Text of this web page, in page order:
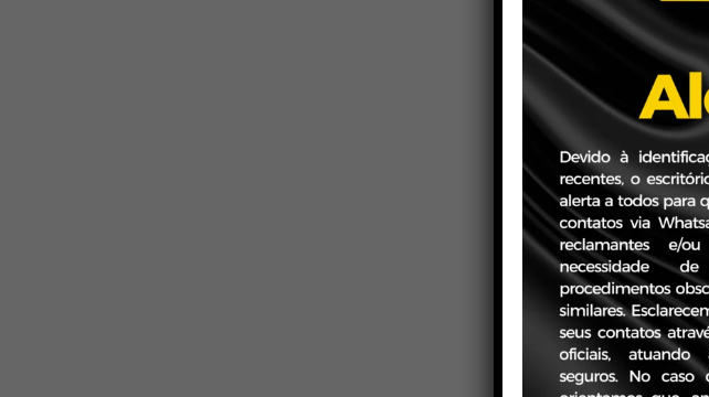
Formação
Bacharelado em
Processo Penal.
Pós-Graduando
Advogado com
soluções eficientes
processuais,
cuidadoso e
aos detalhes,